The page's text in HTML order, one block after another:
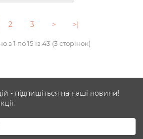
2 3 > >|
з 1 по 15 із 43 (3 сторінок)
- підпишіться на наші новини!